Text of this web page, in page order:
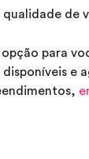
de
para
e